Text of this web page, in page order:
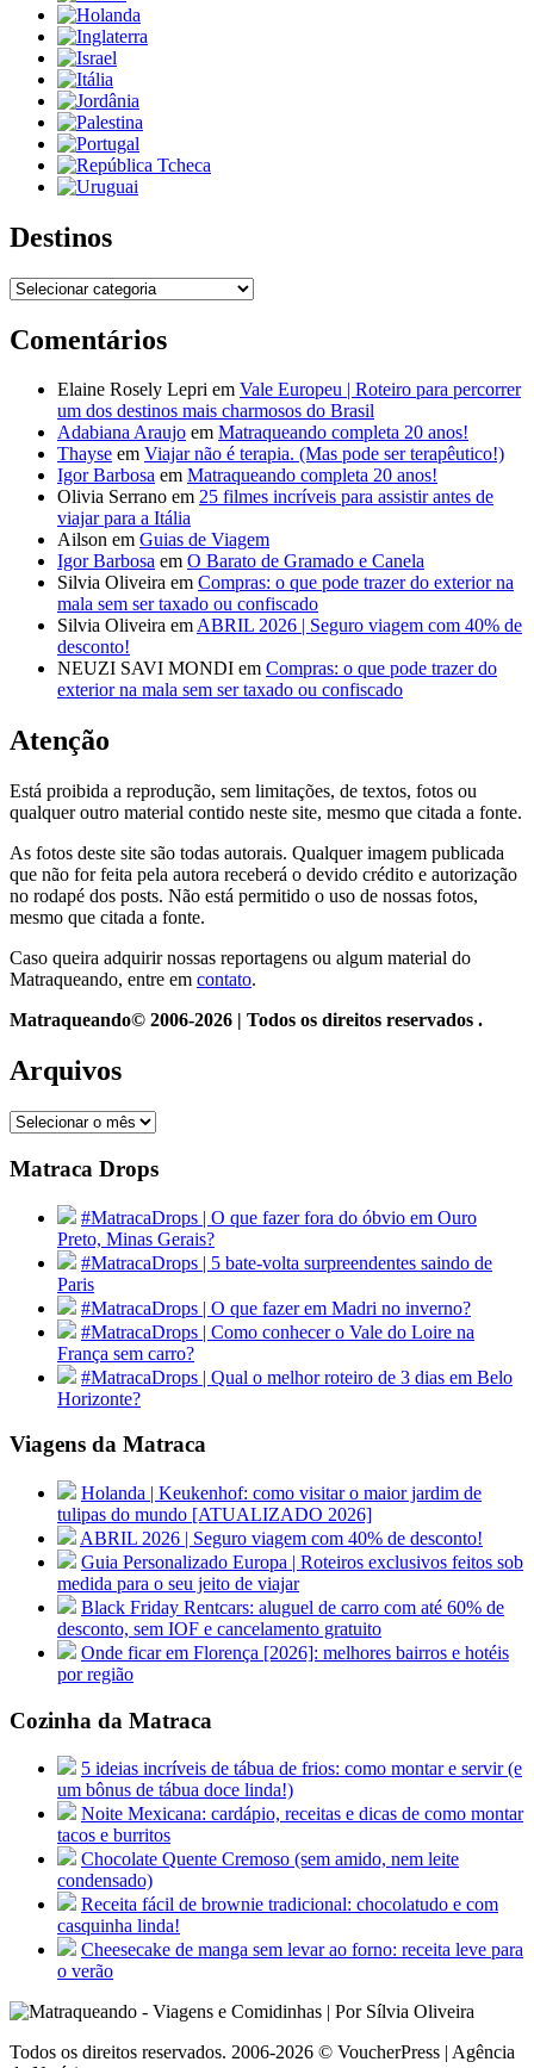
Destinos
Destinos
Comentários
Elaine Rosely Lepri em Vale Europeu | Roteiro para percorrer
um dos destinos mais charmosos do Brasil
Adabiana Araujo em Matraqueando completa 20 anos!
Thayse em Viajar não é terapia. (Mas pode ser terapêutico!)
Igor Barbosa em Matraqueando completa 20 anos!
Olivia Serrano em 25 filmes incríveis para assistir antes de
viajar para a Itália
Ailson em Guias de Viagem
Igor Barbosa em O Barato de Gramado e Canela
Silvia Oliveira em Compras: o que pode trazer do exterior na
mala sem ser taxado ou confiscado
Silvia Oliveira emABRIL 2026 | Seguro viagem com 40% de
desconto!
NEUZI SAVI MONDI em Compras: o que pode trazer do
exterior na mala sem ser taxado ou confiscado
Atenção
Está proibida a reprodução, sem limitações, de textos, fotos ou
qualquer outro material contido neste site, mesmo que citada a fonte.
As fotos deste site são todas autorais. Qualquer imagem publicada
que não for feita pela autora receberá o devido crédito e autorização
no rodapé dos posts. Não está permitido o uso de nossas fotos,
mesmo que citada a fonte.
Caso queira adquirir nossas reportagens ou algum material do
Matraqueando, entre em contato.
Matraqueando© 2006-2026 | Todos os direitos reservados .
Arquivos
Arquivos
Matraca Drops
#MatracaDrops | O que fazer fora do óbvio em Ouro
Preto, Minas Gerais?
#MatracaDrops | 5 bate-volta surpreendentes saindo de
Paris
#MatracaDrops | O que fazer em Madri no inverno?
#MatracaDrops | Como conhecer o Vale do Loire na
França sem carro?
#MatracaDrops | Qual o melhor roteiro de 3 dias em Belo
Horizonte?
Viagens da Matraca
Holanda | Keukenhof: como visitar o maior jardim de
tulipas do mundo [ATUALIZADO 2026]
ABRIL 2026 | Seguro viagem com 40% de desconto!
Guia Personalizado Europa | Roteiros exclusivos feitos sob
medida para o seu jeito de viajar
Black Friday Rentcars: aluguel de carro com até 60% de
desconto, sem IOF e cancelamento gratuito
Onde ficar em Florença [2026]: melhores bairros e hotéis
por região
Cozinha da Matraca
5 ideias incríveis de tábua de frios: como montar e servir (e
um bônus de tábua doce linda!)
Noite Mexicana: cardápio, receitas e dicas de como montar
tacos e burritos
Chocolate Quente Cremoso (sem amido, nem leite
condensado)
Receita fácil de brownie tradicional: chocolatudo e com
casquinha linda!
Cheesecake de manga sem levar ao forno: receita leve para
o verão
Todos os direitos reservados. 2006-2026 © VoucherPress | Agência